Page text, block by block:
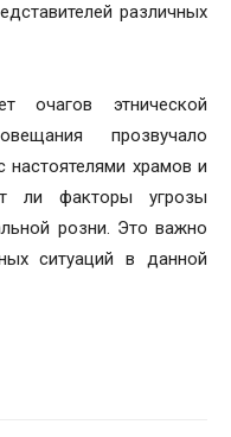
различных
очагов этнической
прозвучало
настоятелями храмов и
ли факторы угрозы
розни. Это важно
ситуаций в данной